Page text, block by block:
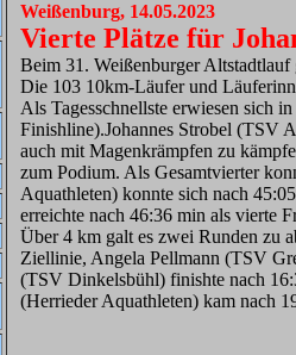
Weißenburg, 14.05.2023
Vierte Plätze für
Beim 31. Weißenburger
Die 103 10km-Läufer und
Als Tagesschnellste erwiesen sich
Finishline).Johannes Strobel (TSV
auch mit Magenkrämpfen zu
zum Podium. Als Gesamtvierter
Aquathleten) konnte sich nach
erreichte nach 46:36 min als vierte
Über 4 km galt es zwei Runden zu
Ziellinie, Angela Pellmann (TSV
(TSV Dinkelsbühl) finishte nach
(Herrieder Aquathleten) kam nach